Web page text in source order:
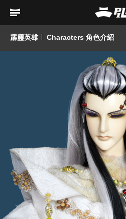
霹靂英雄 Characters 角色介紹